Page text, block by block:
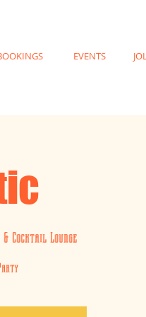
EVENTS
& Cocktail Lounge